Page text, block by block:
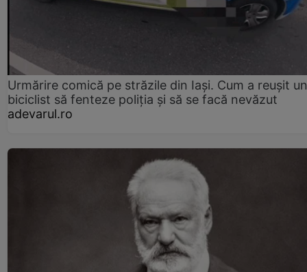
Urmărire comică pe străzile din Iași. Cum a reușit un
biciclist să fenteze poliția și să se facă nevăzut
adevarul.ro